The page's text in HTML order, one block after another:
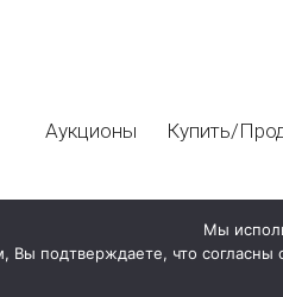
Аукционы Купить/
Мы
Вы подтверждаете, что